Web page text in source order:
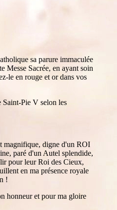
sa parure immaculée
Messe Sacrée, en ayant soin
le en rouge et or dans vos
Pie V selon les
magnifique, digne d'un ROI
paré d'un Autel splendide,
pour leur Roi des Cieux,
en ma présence royale
!
honneur et pour ma gloire